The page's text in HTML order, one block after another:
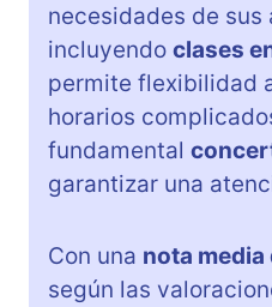
necesidades de sus
incluyendo clases
permite flexibilidad
horarios
fundamental
garantizar una
Con una nota
según las